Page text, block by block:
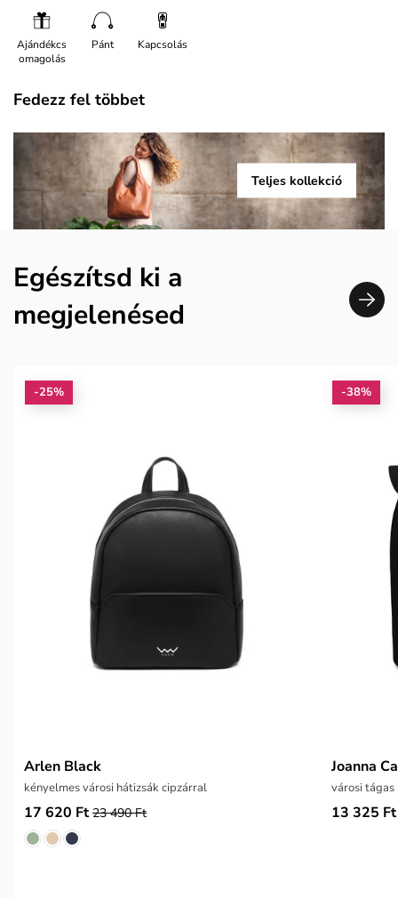
Ajándékcs
omagolás
Pánt Kapcsolás
Fedezz fel többet
Teljes kollekció
Egészítsd ki a
megjelenésed
-25%
Arlen Black
kényelmes városi hátizsák cipzárral
17 620 Ft 23 490 Ft
-38%
Joanna
városi
13 325 Ft